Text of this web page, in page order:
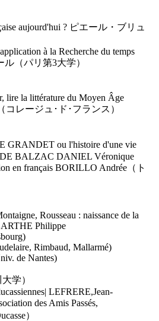
aujourd'hui ? ピエール・ブリュ
à la Recherche du temps
（パリ第3大学）
lire la littérature du Moyen Âge
コレージュ･ド･フランス）
ou l'histoire d'une vie
DE BALZAC DANIEL Véronique
en français BORILLO Andrée（ト
Rousseau : naissance de la
Philippe
Rimbaud, Mallarmé)
de Nantes)
学）
LEFRERE,Jean-
des Amis Passés,
）